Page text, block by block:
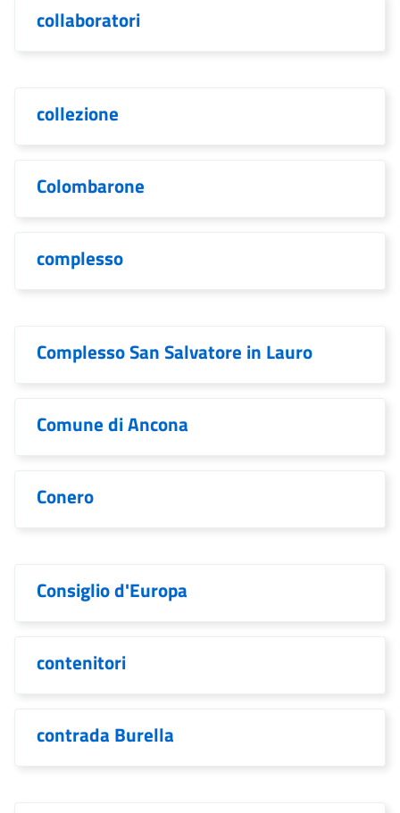
collaboratori
collezione
Colombarone
complesso
Complesso San Salvatore in Lauro
Comune di Ancona
Conero
Consiglio d'Europa
contenitori
contrada Burella